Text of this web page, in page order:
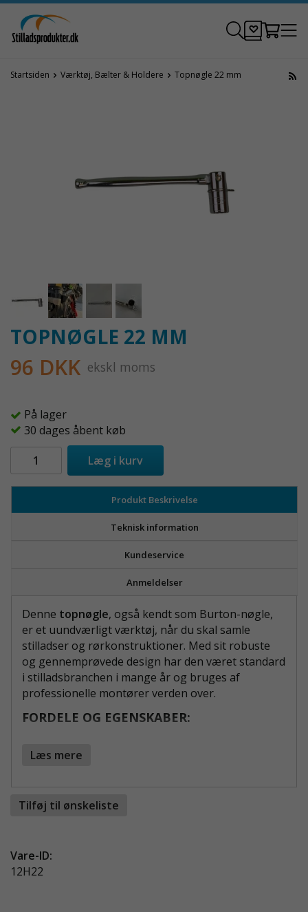
Startsiden Værktøj, Bælter & Holdere Topnøgle 22 mm
TOPNØGLE 22 MM
96 DKK ekskl moms
På lager
30 dages åbent køb
Læg i kurv
Produkt Beskrivelse
Teknisk information
Kundeservice
Anmeldelser
Denne topnøgle, også kendt som Burton-nøgle,
er et uundværligt værktøj, når du skal samle
stilladser og rørkonstruktioner. Med sit robuste
og gennemprøvede design har den været standard
i stilladsbranchen i mange år og bruges af
professionelle montører verden over.
FORDELE OG EGENSKABER:
stilladser og samlinger af rør.
Ergonomisk greb
bruges i hele stilladsbranchen.
Læs mere
Tilføj til ønskeliste
Vare-ID:
12H22